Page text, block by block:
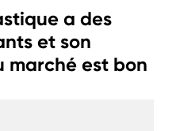
a des
et son
marché est bon